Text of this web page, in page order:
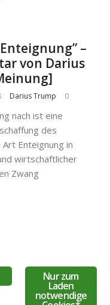
–
von Darius
Darius Trump 0
nach ist eine
des
Enteignung in
wirtschaftlicher
Zwang
Nur zum
Laden
notwendige